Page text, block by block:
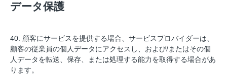
データ保護
40. 顧客にサービスを提供する場合、サービスプロバイダーは、
顧客の従業員の個人データにアクセスし、および/またはその個
人データを転送、保存、または処理する能力を取得する場合があ
ります。